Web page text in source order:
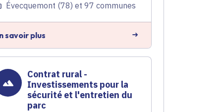
Évecquemont (78) et 97 communes
savoir plus
Contrat rural -
Investissements pour la
sécurité et l'entretien du
parc